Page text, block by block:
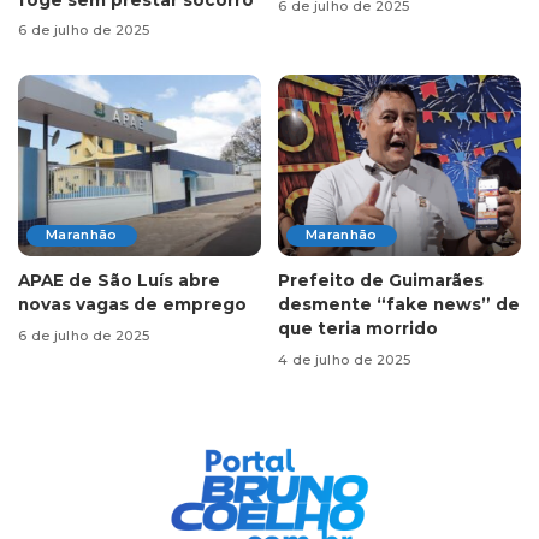
6 de julho de 2025
6 de julho de 2025
Maranhão
APAE de São Luís abre
novas vagas de emprego
6 de julho de 2025
Maranhão
Prefeito de Guimarães
desmente “fake news” de
que teria morrido
4 de julho de 2025